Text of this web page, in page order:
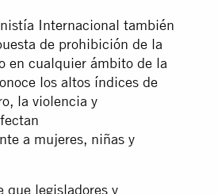
Internacional también
de prohibición de la
en cualquier ámbito de la
los altos índices de
la violencia y
a mujeres, niñas y
que legisladores y